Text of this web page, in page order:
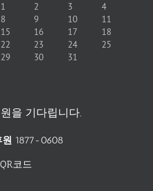
1 2 3
4
8 9 10
11
15 16 17
18
22 23 24
25
29 30
31
을 기다립니다.
원 1877-0608
QR코드